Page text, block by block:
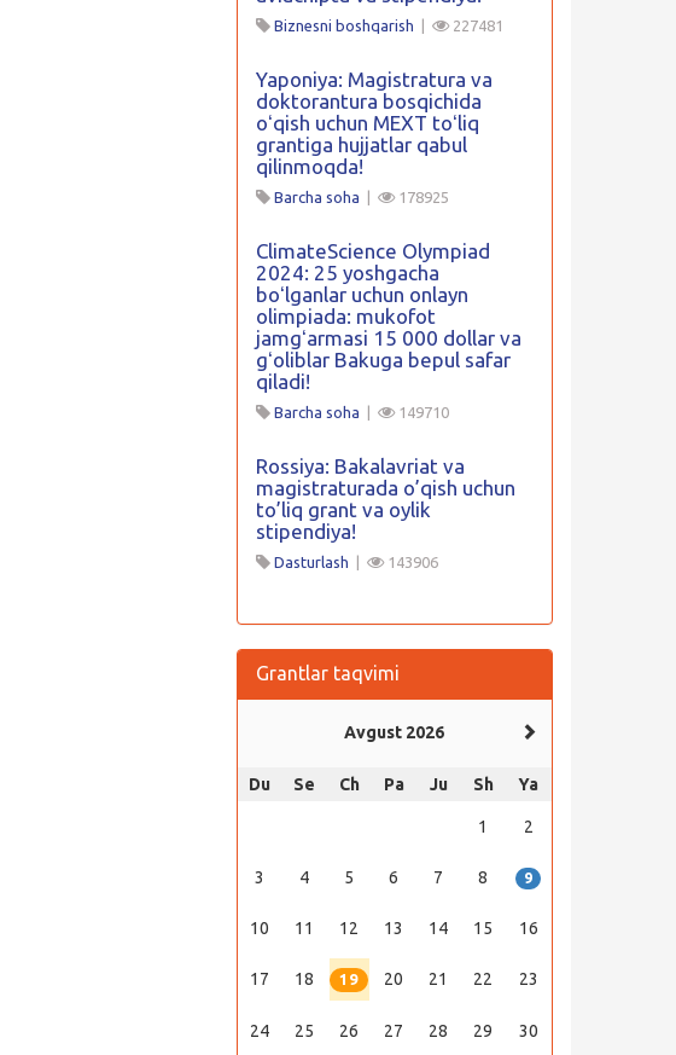
Biznesni boshqarish 227481
Yaponiya: Magistratura va
doktorantura bosqichida
oʻqish uchun MEXT toʻliq
grantiga hujjatlar qabul
qilinmoqda!
Barcha soha 178925
ClimateScience Olympiad
2024: 25 yoshgacha
boʻlganlar uchun onlayn
olimpiada: mukofot
jamgʻarmasi 15 000 dollar va
gʻoliblar Bakuga bepul safar
qiladi!
Barcha soha 149710
Rossiya: Bakalavriat va
magistraturada o’qish uchun
to’liq grant va oylik
stipendiya!
Dasturlash 143906
Grantlar taqvimi
Avgust 2026
Du Se Ch Pa Ju Sh Ya
1 2
3 4 5 6 7 8 9
10 11 12 13 14 15 16
17 18 19 20 21 22 23
24 25 26 27 28 29 30